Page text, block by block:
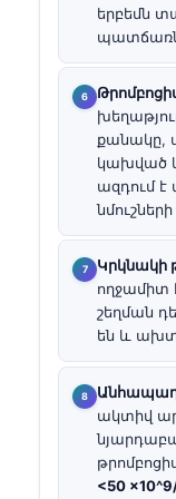
երբեմն
քանակը,
կախված
ազդում
Կրկնակի
ողջամիտ
շեղման
են և
Անհապաղ
ակտիվ
<50 ×10^9/